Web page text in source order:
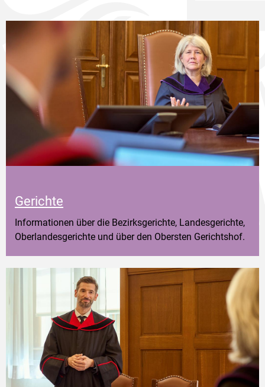
Gerichte
Informationen über die Bezirksgerichte, Landesgerichte,
Oberlandesgerichte und über den Obersten Gerichtshof.